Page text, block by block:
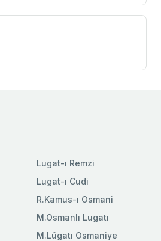
Lugat-ı Remzi
Lugat-ı Cudi
R.Kamus-ı Osmani
M.Osmanlı Lugatı
M.Lügatı Osmaniye